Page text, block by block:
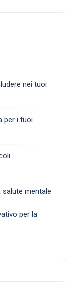
nei tuoi
per i tuoi
salute mentale
per la